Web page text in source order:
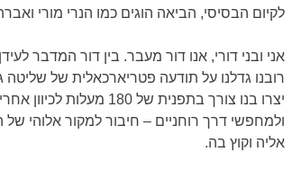
לקיום הבסיסי, הביאה הוגים כמו הנרי מורי
אני ובני דורי, אנו דור מעבר. בין דור המדבר
רובנו גדלנו על תודעה פטריארכאלית של שליטה
יצרו בנו צורך
ולמחפשי דרך רוחניים – חיבור למקור אלוהי
אליה וקוץ בה.